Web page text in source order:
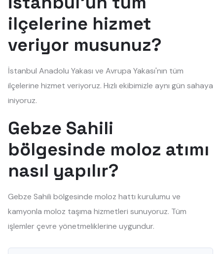
ilçelerine hizmet
veriyor musunuz?
İstanbul Anadolu Yakası ve Avrupa Yakası'nın tüm
ilçelerine hizmet veriyoruz. Hızlı ekibimizle aynı gün sahaya
iniyoruz.
Gebze Sahili
bölgesinde moloz atımı
nasıl yapılır?
Gebze Sahili bölgesinde moloz hattı kurulumu ve
kamyonla moloz taşıma hizmetleri sunuyoruz. Tüm
işlemler çevre yönetmeliklerine uygundur.